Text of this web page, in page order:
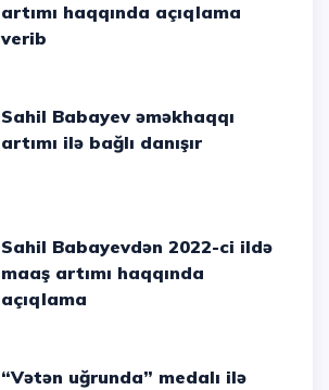
artımı haqqında açıqlama
verib
Sahil Babayev əməkhaqqı
artımı ilə bağlı danışır
Sahil Babayevdən 2022-ci ildə
maaş artımı haqqında
açıqlama
“Vətən uğrunda” medalı ilə